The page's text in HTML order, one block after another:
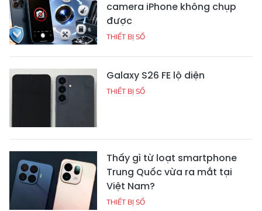
camera iPhone không chụp
được
THIẾT BỊ SỐ
Galaxy S26 FE lộ diện
THIẾT BỊ SỐ
Thấy gì từ loạt smartphone
Trung Quốc vừa ra mắt tại
Việt Nam?
THIẾT BỊ SỐ